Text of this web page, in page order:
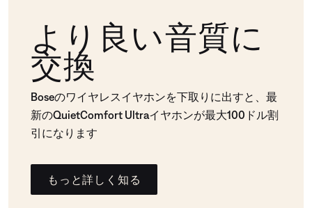
より良い音質に
交換
Boseのワイヤレスイヤホンを下取りに出すと、最
新のQuietComfort Ultraイヤホンが最大100ドル割
引になります
もっと詳しく知る